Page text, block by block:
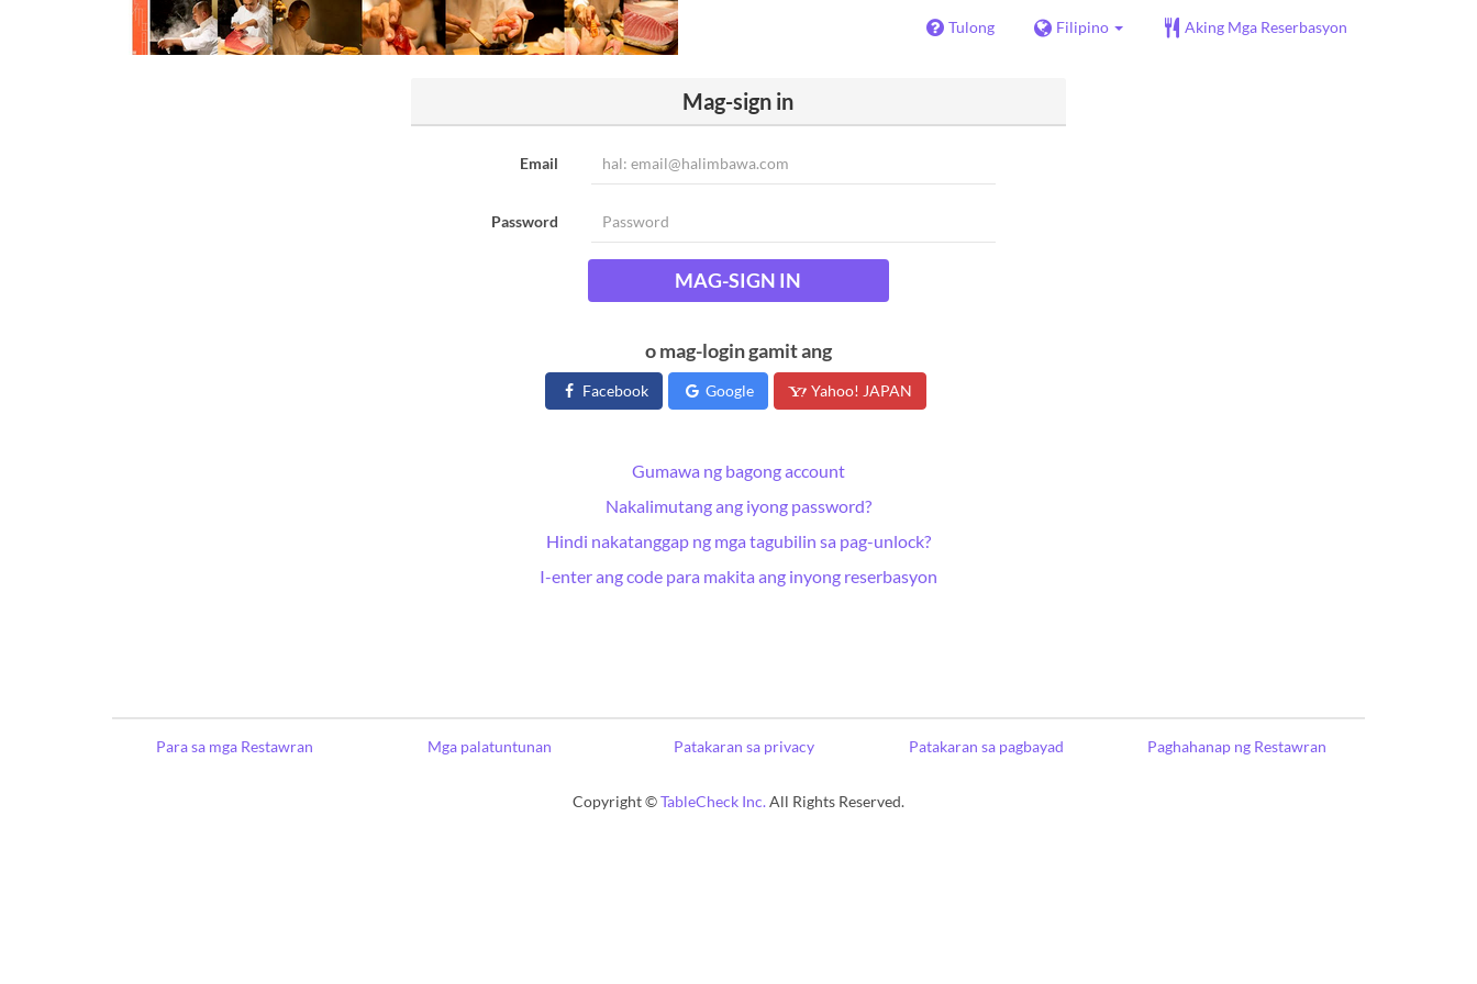
Tulong Filipino Aking Mga Reserbasyon
Mag-sign in
Email
Password
MAG-SIGN IN
o mag-login gamit ang
Facebook Google Yahoo! JAPAN
Gumawa ng bagong account
Nakalimutang ang iyong password?
Hindi nakatanggap ng mga tagubilin sa pag-unlock?
I-enter ang code para makita ang inyong reserbasyon
Para sa mga Restawran Mga palatuntunan Patakaran sa privacy Patakaran sa pagbayad Paghahanap ng Restawran
Copyright ©TableCheck Inc.All Rights Reserved.